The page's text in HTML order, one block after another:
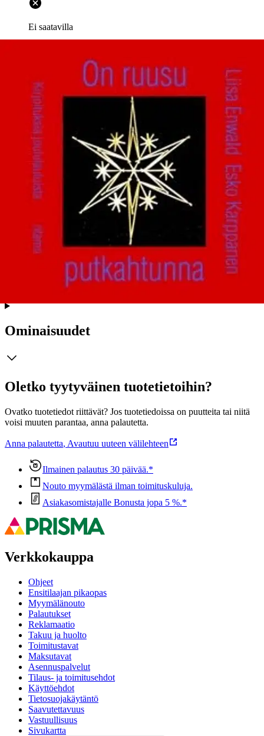
Ei saatavilla
Liisa Enwaldin ja Esko Karppasen viisaat, paneutuneet ja sopivasti
skeptiset esseet tutkivat, miten joulun peruskertomus - "Ja tapahtui
niinä päivinä" - on kehittynyt joululaulujen teemoiksi, ja miten laulut
puolestaan ovat muuttuneet vaeltaessaan ajassa ja paikassa.
Tunnettujen ja rakastettujen laulujen takaa löytyy harvinaisempia
versioita (ja tekijöitä) sekä yllättäviäkin vaikutteita; toisaalta
kirjoittajat poimivat unohduksista sinne aiheetta joutuneita tekstejä ja
sävelmiä.Näkökulma on useimmiten runoanalyyttinen, mutta myös
sanan ja sävelen yhteispeliä tarkastellaan tuoreesti ja oivaltavasti.
Useassa esseessä nousee esiin joulun ruusu - Iisain "vesana",
legendasymbolina tai "armon kyyhkynä". Oman kiinnostavan
valonsa saa Neitsyt Maria -aihe suomalaisessa 1500- ja 1600-luvun
jouluvirsirunoudessa. Maria neidzö ia äiti Miehet poian ilman weti.
Eip ikänäns ennen cuultu Ett miehet on raskax tultu. (Jaakko Finno,
Ominaisuudet
Oletko tyytyväinen tuotetietoihin?
Ovatko tuotetiedot riittävät? Jos tuotetiedoissa on puutteita tai niitä
voisi muuten parantaa, anna palautetta.
Anna palautetta, Avautuu uuteen välilehteen
Ilmainen palautus 30 päivää.*
Nouto myymälästä ilman toimituskuluja.
Asiakasomistajalle Bonusta jopa 5 %.*
Verkkokauppa
Ohjeet
Ensitilaajan pikaopas
Myymälänouto
Palautukset
Reklamaatio
Takuu ja huolto
Toimitustavat
Maksutavat
Asennuspalvelut
Tilaus- ja toimitusehdot
Käyttöehdot
Tietosuojakäytäntö
Saavutettavuus
Vastuullisuus
Sivukartta